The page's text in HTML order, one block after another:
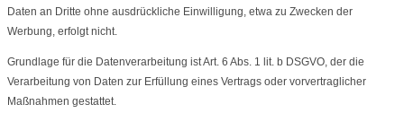
Daten an Dritte ohne ausdrückliche Einwilligung, etwa zu Zwecken der
Werbung, erfolgt nicht.
Grundlage für die Datenverarbeitung ist Art. 6 Abs. 1 lit. b DSGVO, der die
Verarbeitung von Daten zur Erfüllung eines Vertrags oder vorvertraglicher
Maßnahmen gestattet.